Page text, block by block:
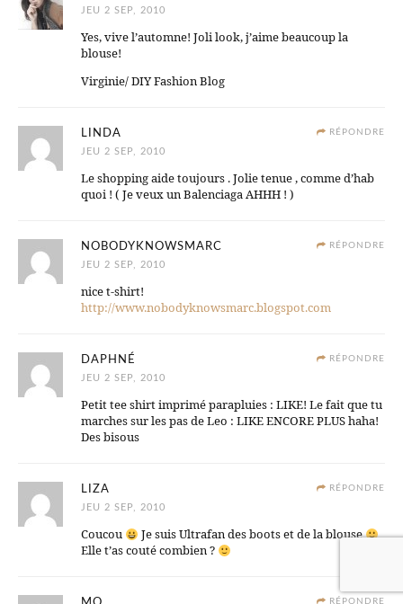
JEU 2 SEP, 2010
Yes, vive l’automne! Joli look, j’aime beaucoup la
blouse!
Virginie/ DIY Fashion Blog
RÉPONDRE
LINDA
JEU 2 SEP, 2010
Le shopping aide toujours . Jolie tenue , comme d’hab
quoi ! ( Je veux un Balenciaga AHHH ! )
RÉPONDRE
NOBODYKNOWSMARC
JEU 2 SEP, 2010
nice t-shirt!
http://www.nobodyknowsmarc.blogspot.com
RÉPONDRE
DAPHNÉ
JEU 2 SEP, 2010
Petit tee shirt imprimé parapluies : LIKE! Le fait que tu
marches sur les pas de Leo : LIKE ENCORE PLUS haha!
Des bisous
RÉPONDRE
LIZA
JEU 2 SEP, 2010
Coucou
Je suis Ultrafan des boots et de la blouse
Elle t’as couté combien ?
RÉPONDRE